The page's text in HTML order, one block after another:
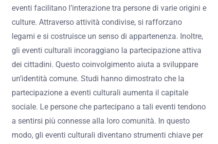
eventi facilitano l’interazione tra persone di varie origini e
culture. Attraverso attività condivise, si rafforzano
legami e si costruisce un senso di appartenenza. Inoltre,
gli eventi culturali incoraggiano la partecipazione attiva
dei cittadini. Questo coinvolgimento aiuta a sviluppare
un’identità comune. Studi hanno dimostrato che la
partecipazione a eventi culturali aumenta il capitale
sociale. Le persone che partecipano a tali eventi tendono
a sentirsi più connesse alla loro comunità. In questo
modo, gli eventi culturali diventano strumenti chiave per